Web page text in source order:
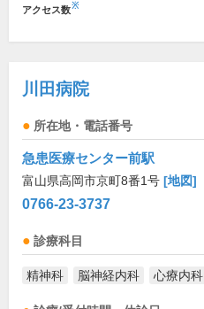
アクセス数※
川田病院
所在地・電話番号
急患医療センター前駅
富山県高岡市京町8番1号 [地図]
0766-23-3737
診療科目
精神科 脳神経内科 心療内科